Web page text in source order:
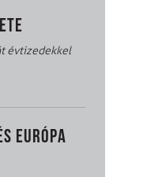
évtizedekkel
EURÓPA